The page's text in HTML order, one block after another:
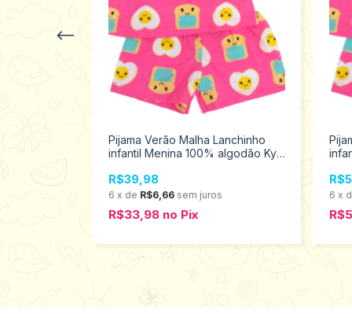
Pijama Verão Malha Lanchinho
infantil Menina 100% algodão Kyly
R$39,98
6 x de R$6,66 sem juros
R$33,98 no Pix
6 x